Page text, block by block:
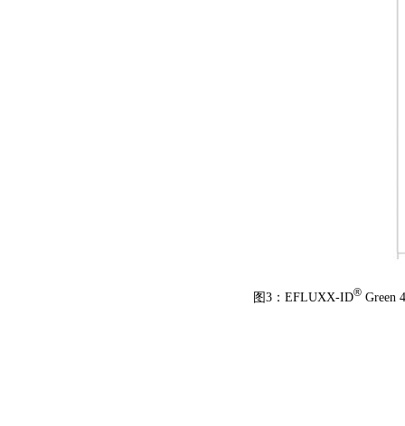
图3：EFLUXX-ID® Green